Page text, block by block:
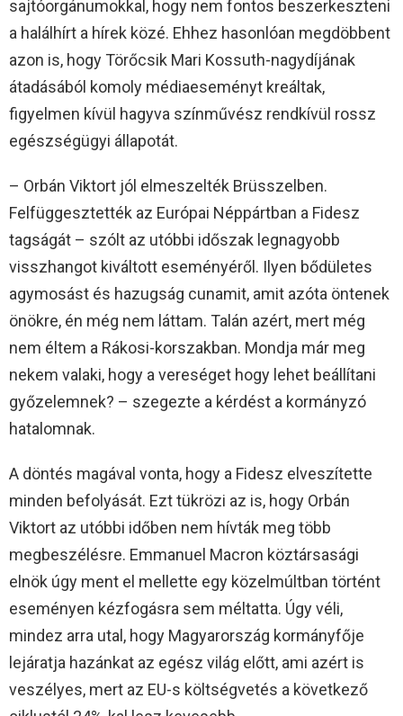
sajtóorgánumokkal, hogy nem fontos beszerkeszteni
a halálhírt a hírek közé. Ehhez hasonlóan megdöbbent
azon is, hogy Törőcsik Mari Kossuth-nagydíjának
átadásából komoly médiaeseményt kreáltak,
figyelmen kívül hagyva színművész rendkívül rossz
egészségügyi állapotát.
– Orbán Viktort jól elmeszelték Brüsszelben.
Felfüggesztették az Európai Néppártban a Fidesz
tagságát – szólt az utóbbi időszak legnagyobb
visszhangot kiváltott eseményéről. Ilyen bődületes
agymosást és hazugság cunamit, amit azóta öntenek
önökre, én még nem láttam. Talán azért, mert még
nem éltem a Rákosi-korszakban. Mondja már meg
nekem valaki, hogy a vereséget hogy lehet beállítani
győzelemnek? – szegezte a kérdést a kormányzó
hatalomnak.
A döntés magával vonta, hogy a Fidesz elveszítette
minden befolyását. Ezt tükrözi az is, hogy Orbán
Viktort az utóbbi időben nem hívták meg több
megbeszélésre. Emmanuel Macron köztársasági
elnök úgy ment el mellette egy közelmúltban történt
eseményen kézfogásra sem méltatta. Úgy véli,
mindez arra utal, hogy Magyarország kormányfője
lejáratja hazánkat az egész világ előtt, ami azért is
veszélyes, mert az EU-s költségvetés a következő